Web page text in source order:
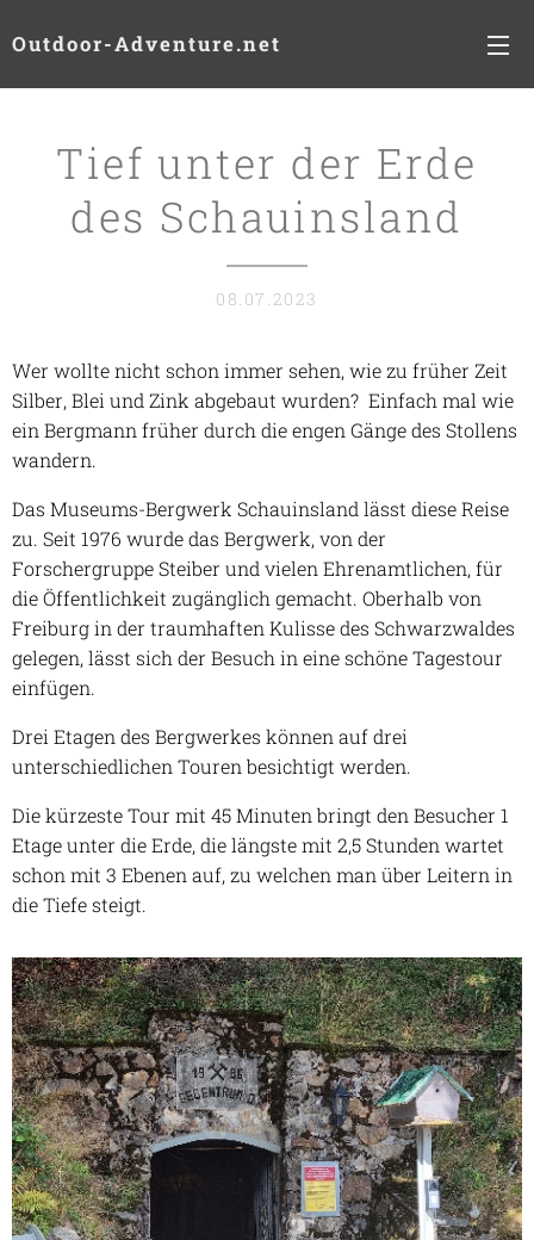
Outdoor-Adventure.net
Tief unter der Erde
des Schauinsland
08.07.2023
Wer wollte nicht schon immer sehen, wie zu früher Zeit
Silber, Blei und Zink abgebaut wurden? Einfach mal wie
ein Bergmann früher durch die engen Gänge des Stollens
wandern.
Das Museums-Bergwerk Schauinsland lässt diese Reise
zu. Seit 1976 wurde das Bergwerk, von der
Forschergruppe Steiber und vielen Ehrenamtlichen, für
die Öffentlichkeit zugänglich gemacht. Oberhalb von
Freiburg in der traumhaften Kulisse des Schwarzwaldes
gelegen, lässt sich der Besuch in eine schöne Tagestour
einfügen.
Drei Etagen des Bergwerkes können auf drei
unterschiedlichen Touren besichtigt werden.
Die kürzeste Tour mit 45 Minuten bringt den Besucher 1
Etage unter die Erde, die längste mit 2,5 Stunden wartet
schon mit 3 Ebenen auf, zu welchen man über Leitern in
die Tiefe steigt.